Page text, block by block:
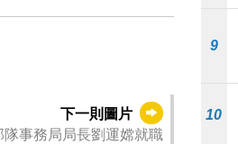
下一則圖片
隊事務局局長劉運嫦就職
9
10